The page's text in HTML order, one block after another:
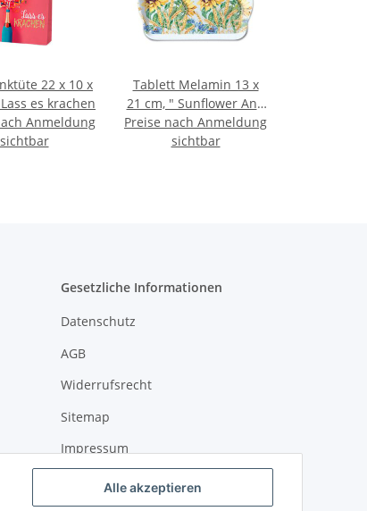
Alle akzeptieren
22 x 10 x
H 28cm Lass es krachen
Anmeldung
sichtbar
Tablett Melamin 13 x
21 cm, " Sunflower And
Wheat Blue "
AMBIENTE
Preise nach Anmeldung
sichtbar
Gesetzliche Informationen
Datenschutz
AGB
Widerrufsrecht
Sitemap
Impressum